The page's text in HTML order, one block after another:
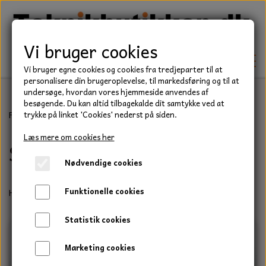
TEKNIK
KILEREMME
LEJER
PAKDÅSER
LÅSERINGE
BEFÆSTELSE
HAVE/PARK
UNIVERSALE REMME TIL PLÆNEKLIPPER OG
HAVETRAKTOR
TRAKTOR/ENTREPRENØR
Forside Have/Park Briggs & Stratton Startere
Startere
Her er vores udvalg af startere.
Vi bruger cookies
Vi bruger egne cookies og cookies fra tredjeparter til at
personalisere din brugeroplevelse, til markedsføring og til at
undersøge, hvordan vores hjemmeside anvendes af
besøgende. Du kan altid tilbagekalde dit samtykke ved at
trykke på linket 'Cookies' nederst på siden.
Læs mere om cookies her
Nødvendige cookies
Funktionelle cookies
Statistik cookies
Marketing cookies